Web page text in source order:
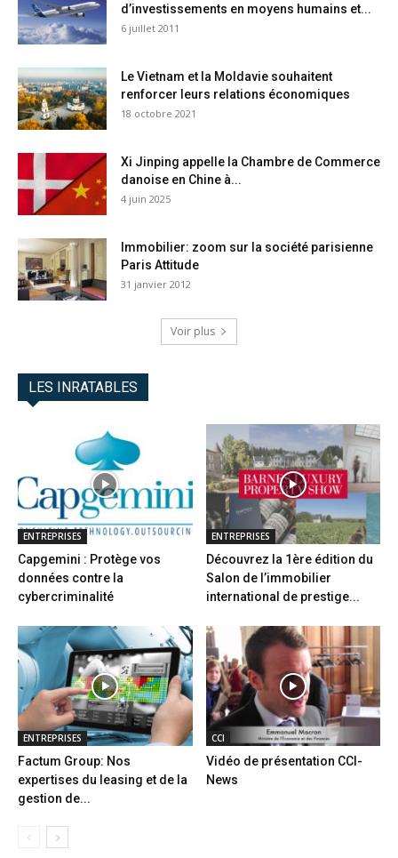
d’investissements en moyens humains et...
6 juillet 2011
Le Vietnam et la Moldavie souhaitent
renforcer leurs relations économiques
18 octobre 2021
Xi Jinping appelle la Chambre de Commerce
danoise en Chine à...
4 juin 2025
Immobilier: zoom sur la société parisienne
Paris Attitude
31 janvier 2012
Voir plus
LES INRATABLES
ENTREPRISES
Capgemini : Protège vos
données contre la
cybercriminalité
ENTREPRISES
Découvrez la 1ère édition du
Salon de l’immobilier
international de prestige...
ENTREPRISES
Factum Group: Nos
expertises du leasing et de la
gestion de...
CCI
Vidéo de présentation CCI-
News